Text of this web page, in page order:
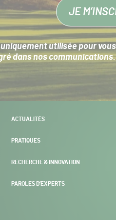
JE
utilisée pour
dans nos
ACTUALITÉS
PRATIQUES
RECHERCHE & INNOVATION
PAROLES D’EXPERTS